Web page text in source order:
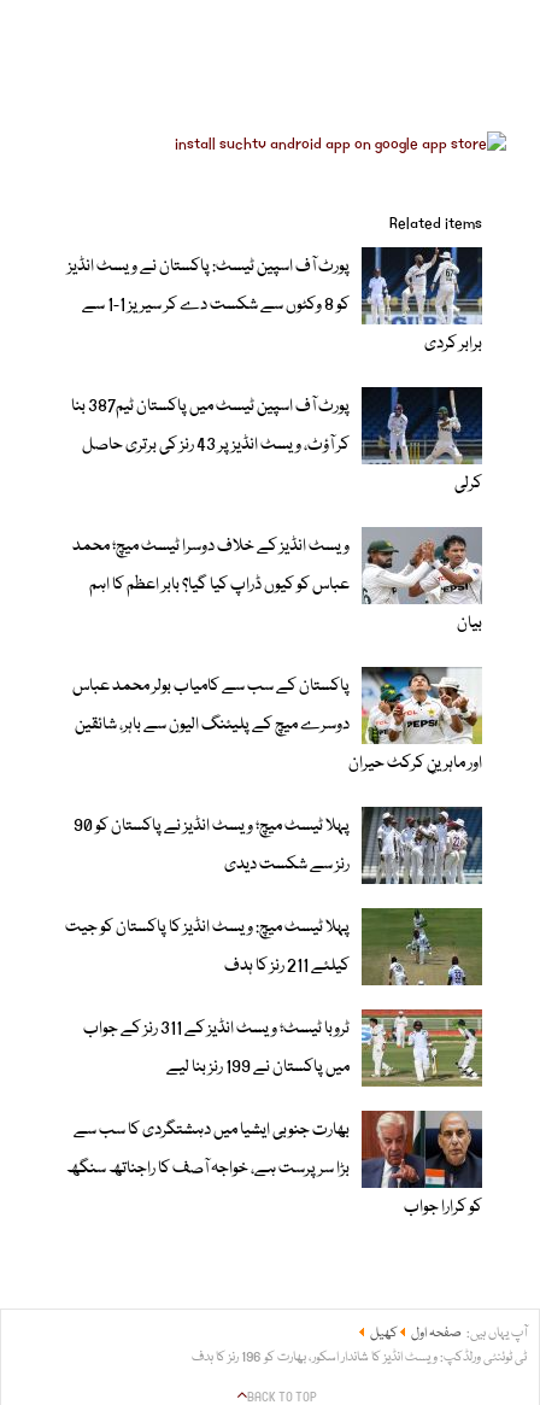
Related items
پورٹ آف اسپین ٹیسٹ: پاکستان نے ویسٹ انڈیز
کو 8 وکٹوں سے شکست دے کر سیریز 1-1 سے
برابر کردی
پورٹ آف اسپین ٹیسٹ میں پاکستان ٹیم387 بنا
کر آؤٹ، ویسٹ انڈیز پر 43 رنز کی برتری حاصل
کرلی
ویسٹ انڈیز کے خلاف دوسرا ٹیسٹ میچ؛ محمد
عباس کو کیوں ڈراپ کیا گیا؟ بابر اعظم کا اہم
بیان
پاکستان کے سب سے کامیاب بولر محمد عباس
دوسرے میچ کے پلیئنگ الیون سے باہر، شائقین
اور ماہرینِ کرکٹ حیران
پہلا ٹیسٹ میچ؛ ویسٹ انڈیز نے پاکستان کو 90
رنز سے شکست دیدی
پہلا ٹیسٹ میچ: ویسٹ انڈیز کا پاکستان کو جیت
کیلئے 211 رنز کا ہدف
ٹروبا ٹیسٹ؛ ویسٹ انڈیز کے 311 رنز کے جواب
میں پاکستان نے 199 رنز بنا لیے
بھارت جنوبی ایشیا میں دہشتگردی کا سب سے
بڑا سرپرست ہے، خواجہ آصف کا راجناتھ سنگھ
کو کرارا جواب
آپ یہاں ہیں: صفحہ اول
کھیل
ٹی ٹوئنٹی ورلڈکپ: ویسٹ انڈیز کا شاندار اسکور، بھارت کو 196 رنز کا ہدف
BACK TO TOP